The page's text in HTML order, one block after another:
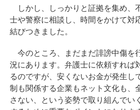
しかし、しっかりと証拠を集め、
士や警察に相談し、時間をかけて対
結びつきました。
今のところ、まだまだ誹謗中傷を
況にあります。弁護士に依頼すれば
るのですが、安くないお金が発生し
制も関係する企業もネット文化も、
さない、という姿勢で取り組んでい